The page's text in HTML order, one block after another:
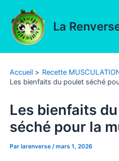
contenu
La
Accueil
Recette
Les bienfaits du poulet séché
Les bienfaits
séché pour la
Par larenverse /mars 1, 2026